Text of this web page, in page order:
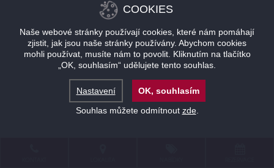
COOKIES
Naše webové stránky používají cookies, které nám pomáhají
zjistit, jak jsou naše stránky používány. Abychom cookies
mohli používat, musíte nám to povolit. Kliknutím na tlačítko
„OK, souhlasím“ udělujete tento souhlas.
Nastavení
OK, souhlasím
Souhlas můžete odmítnout zde.